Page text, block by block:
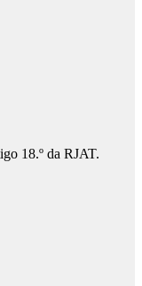
18.º da RJAT.